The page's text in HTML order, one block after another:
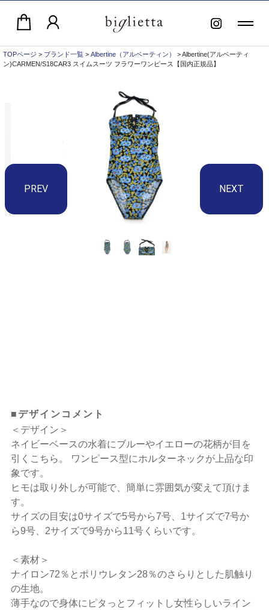
TOPページ > ブランド一覧 > Albertine（アルベーティン）
> Albertine(アルベーティ
ン)CARMEN/S18CAR3 スイムスーツ フラワーワンピース【国内正規品】
■デザインコメント
＜デザイン＞
ネイビーベースの水着にブルーやイエローの花柄が目を
引くこちら。 ワンピース型にホルターネックが上品な印
象です。
ヒモは取り外しが可能で、簡単に雰囲気が変えて頂けま
す。
サイズの目安は0サイズで5号から7号、1サイズで7号か
ら9号、2サイズで9号から11号くらいです。
＜素材＞
ナイロン72％とポリウレタン28％のさらりとした肌触り
の生地。
薄手なので身体にピタっとフィットし女性らしいライン